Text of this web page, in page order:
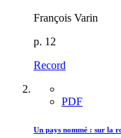
François Varin
p. 12
Record
PDF
Un pays nommé : sur la